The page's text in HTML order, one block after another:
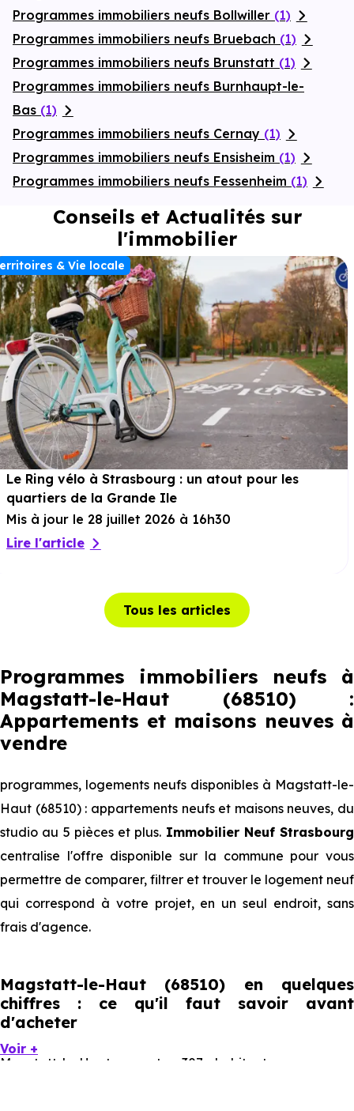
Programmes immobiliers neufs Bollwiller (1)
Programmes immobiliers neufs Bruebach (1)
Programmes immobiliers neufs Brunstatt (1)
Programmes immobiliers neufs Burnhaupt-le-
Bas (1)
Programmes immobiliers neufs Cernay (1)
Programmes immobiliers neufs Ensisheim (1)
Programmes immobiliers neufs Fessenheim (1)
Conseils et Actualités sur
l'immobilier
& Vie locale
Le Ring vélo à Strasbourg : un atout pour les
quartiers de la Grande Ile
Mis à jour le 28 juillet 2026 à 16h30
Lire l'article
Tous les articles
Programmes immobiliers neufs à
Magstatt-le-Haut (68510) :
Appartements et maisons neuves à
vendre
programmes, logements neufs disponibles à Magstatt-le-
Haut (68510) : appartements neufs et maisons neuves, du
studio au 5 pièces et plus. Immobilier Neuf Strasbourg
centralise l'offre disponible sur la commune pour vous
permettre de comparer, filtrer et trouver le logement neuf
qui correspond à votre projet, en un seul endroit, sans
frais d'agence.
Magstatt-le-Haut (68510) en quelques
chiffres : ce qu'il faut savoir avant
d'acheter
Magstatt-le-Haut compte 307 habitants, avec une
Voir +